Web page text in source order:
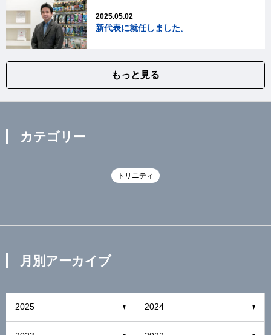
2025.05.02
新代表に就任しました。
もっと見る
カテゴリー
トリニティ
月別アーカイブ
2025 2024